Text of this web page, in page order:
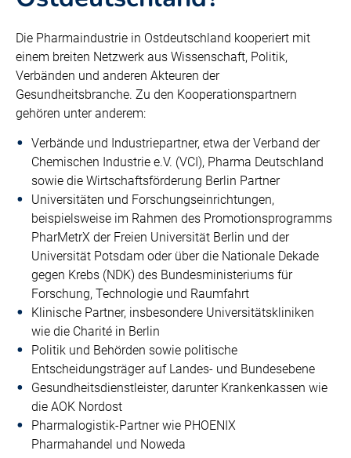
Die Pharmaindustrie in Ostdeutschland kooperiert mit
einem breiten Netzwerk aus Wissenschaft, Politik,
Verbänden und anderen Akteuren der
Gesundheitsbranche. Zu den Kooperationspartnern
gehören unter anderem:
Verbände und Industriepartner, etwa der Verband der
Chemischen Industrie e.V. (VCI), Pharma Deutschland
sowie die Wirtschaftsförderung Berlin Partner
Universitäten und Forschungseinrichtungen,
beispielsweise im Rahmen des Promotionsprogramms
PharMetrX der Freien Universität Berlin und der
Universität Potsdam oder über die Nationale Dekade
gegen Krebs (NDK) des Bundesministeriums für
Forschung, Technologie und Raumfahrt
Klinische Partner, insbesondere Universitätskliniken
wie die Charité in Berlin
Politik und Behörden sowie politische
Entscheidungsträger auf Landes- und Bundesebene
Gesundheitsdienstleister, darunter Krankenkassen wie
die AOK Nordost
Pharmalogistik-Partner wie PHOENIX
Pharmahandel und Noweda